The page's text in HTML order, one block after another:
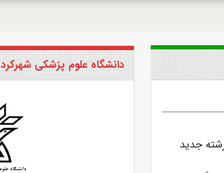
آموزشی دانشگاه علوم پزشکی شهرکرد از راه اندازی ۸ رشته جدید
دانشگاه علوم پزشکی شهرکرد